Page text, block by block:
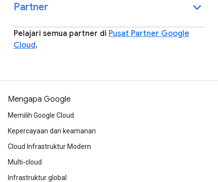
Partner
Pelajari semua partner di Pusat Partner Google
Cloud.
Mengapa Google
Memilih Google Cloud
Kepercayaan dan keamanan
Cloud Infrastruktur Modern
Multi-cloud
Infrastruktur global